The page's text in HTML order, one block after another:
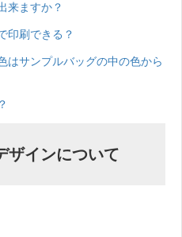
来ますか？
印刷できる？
はサンプルバッグの中の色から
ザインについて